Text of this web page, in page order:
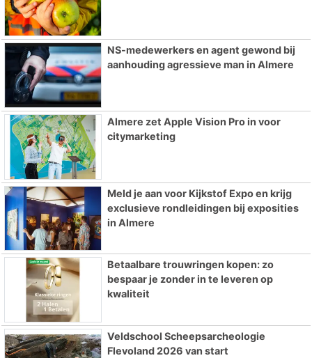
NS-medewerkers en agent gewond bij
aanhouding agressieve man in Almere
Almere zet Apple Vision Pro in voor
citymarketing
Meld je aan voor Kijkstof Expo en krijg
exclusieve rondleidingen bij exposities
in Almere
Betaalbare trouwringen kopen: zo
bespaar je zonder in te leveren op
kwaliteit
Veldschool Scheepsarcheologie
Flevoland 2026 van start